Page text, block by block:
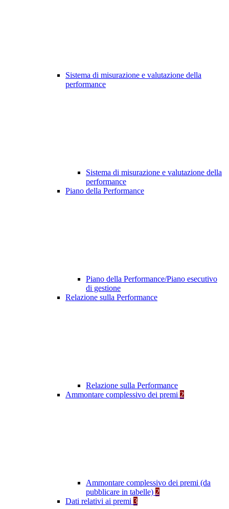
Sistema di misurazione e valutazione della
performance
Sistema di misurazione e valutazione della
performance
Piano della Performance
Piano della Performance/Piano esecutivo
di gestione
Relazione sulla Performance
Relazione sulla Performance
Ammontare complessivo dei premi 2
Ammontare complessivo dei premi (da
pubblicare in tabelle) 2
Dati relativi ai premi 3